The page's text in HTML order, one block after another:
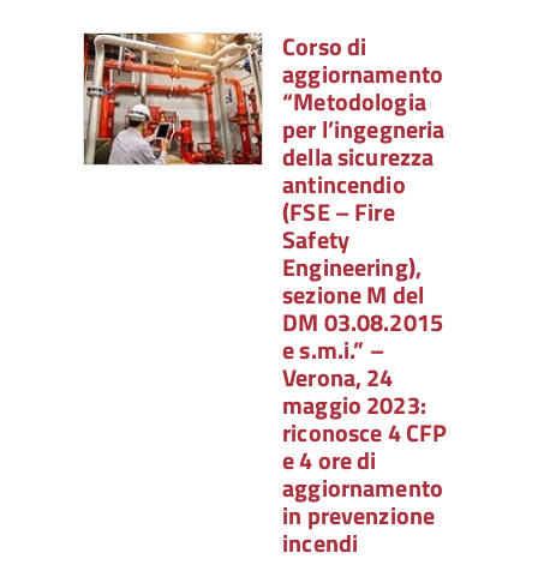
Corso di
aggiornamento
“Metodologia
per l’ingegneria
della sicurezza
antincendio
(FSE – Fire
Safety
Engineering),
sezione M del
DM 03.08.2015
e s.m.i.” –
Verona, 24
maggio 2023:
riconosce 4 CFP
e 4 ore di
aggiornamento
in prevenzione
incendi